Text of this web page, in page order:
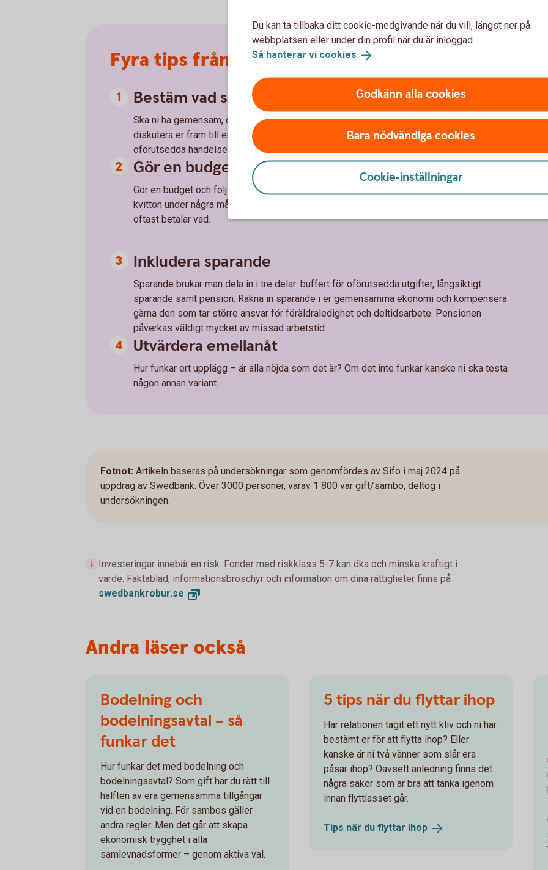
Fyra tips från vår hållbarhetsekonom
Bestäm vad som är rättvist för er
Ska ni ha gemensam, delad eller en egen variant utifrån era förutsättningar? Försök
diskutera er fram till en lösning som känns bra. Och glöm inte hur ni ska hantera
oförutsedda händelser
Gör en budget
Gör en budget och följ upp med jämna mellanrum för att se att ni följer er plan. Spara alla
kvitton under några månader för att få en uppfattning om vilka utgifter ni har och vem som
oftast betalar vad.
Inkludera sparande
Sparande brukar man dela in i tre delar: buffert för oförutsedda utgifter, långsiktigt
sparande samt pension. Räkna in sparande i er gemensamma ekonomi och kompensera
gärna den som tar större ansvar för föräldraledighet och deltidsarbete. Pensionen
påverkas väldigt mycket av missad arbetstid.
Utvärdera emellanåt
Hur funkar ert upplägg – är alla nöjda som det är? Om det inte funkar kanske ni ska testa
någon annan variant.
Fotnot: Artikeln baseras på undersökningar som genomfördes av Sifo i maj 2024 på
uppdrag av Swedbank. Över 3000 personer, varav 1 800 var gift/sambo, deltog i
undersökningen.
Investeringar innebär en risk. Fonder med riskklass 5-7 kan öka och minska kraftigt i
värde. Faktablad, informationsbroschyr och information om dina rättigheter finns på
swedbankrobur.se .
Andra läser också
Bodelning och
bodelningsavtal – så
funkar det
Hur funkar det med bodelning och
bodelningsavtal? Som gift har du rätt till
hälften av era gemensamma tillgångar
vid en bodelning. För sambos gäller
andra regler. Men det går att skapa
ekonomisk trygghet i alla
samlevnadsformer – genom aktiva val.
5 tips när du flyttar ihop
Har relationen tagit ett nytt kliv och ni har
bestämt er för att flytta ihop? Eller
kanske är ni två vänner som slår era
påsar ihop? Oavsett anledning finns det
några saker som är bra att tänka igenom
innan flyttlasset går.
Tips när du flyttar ihop
Du kan ta tillbaka ditt cookie-medgivande när du vill, längst ner på
webbplatsen eller under din profil när du är inloggad.
Så hanterar vi cookies
Godkänn alla cookies
Bara nödvändiga cookies
Cookie-inställningar